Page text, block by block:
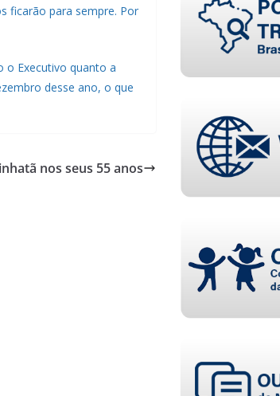
ficarão para sempre. Por
o Executivo quanto a
desse ano, o que
nos seus 55 anos